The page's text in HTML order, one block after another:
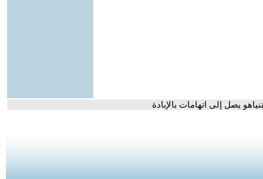
يصل إلى اتهامات بالإبادة